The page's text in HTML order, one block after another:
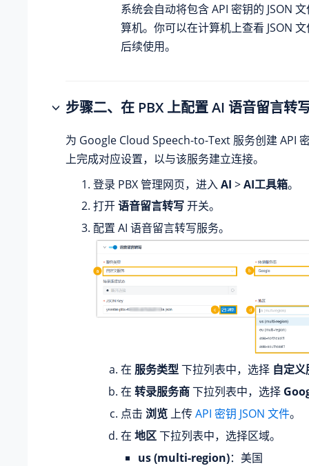
系统会自动将包含 API 密钥的 JSON
算机。你可以在计算机上查看 JSON
后续使用。
步骤二、在 PBX 上配置 AI 语音留言转
为 Google Cloud Speech-to-Text 服务创建 API
上完成对应设置，以与该服务建立连接。
登录 PBX 管理网页，进入AI >AI工具箱。
打开语音留言转写开关。
配置 AI 语音留言转写服务。
在 服务类型下拉列表中，选择 自定义
在 转录服务商下拉列表中，选择
点击 浏览 上传API 密钥 JSON 文件。
在 地区下拉列表中，选择区域。
us (multi-region)：美国